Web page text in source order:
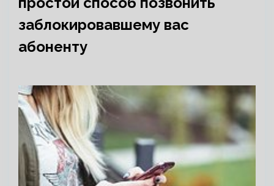
заблокировавшему вас
абоненту